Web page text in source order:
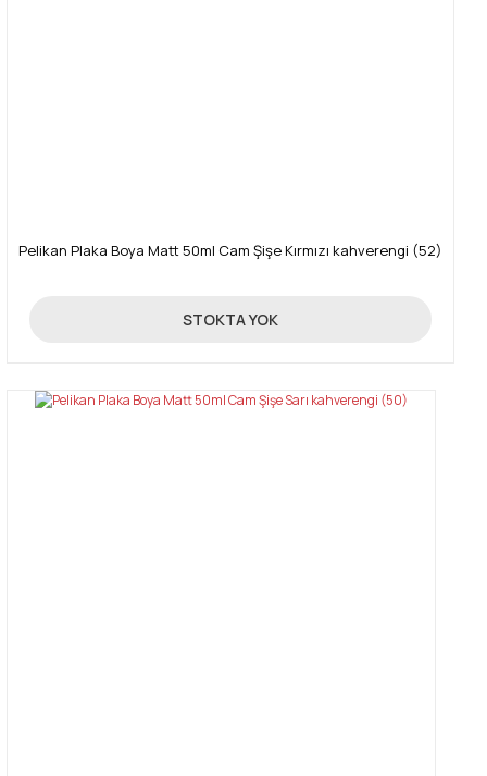
Pelikan Plaka Boya Matt 50ml Cam Şişe Kırmızı kahverengi (52)
89,00 TL
STOKTA YOK